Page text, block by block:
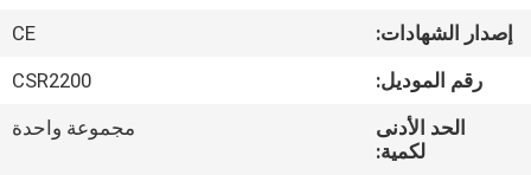
حول
جولة
إصدار الشهادات:
CE
رقم الموديل:
CSR2200
الحد الأدنى
لكمية:
مجموعة واحدة